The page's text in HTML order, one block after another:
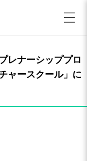
レナーシッププロ
ャースクール」に